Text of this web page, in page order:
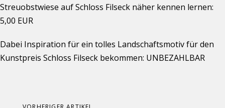
Streuobstwiese auf Schloss Filseck näher kennen lernen:
5,00 EUR
Dabei Inspiration für ein tolles Landschaftsmotiv für den
Kunstpreis Schloss Filseck bekommen: UNBEZAHLBAR